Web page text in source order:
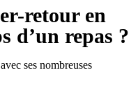
retour en
d’un repas ?
ses nombreuses